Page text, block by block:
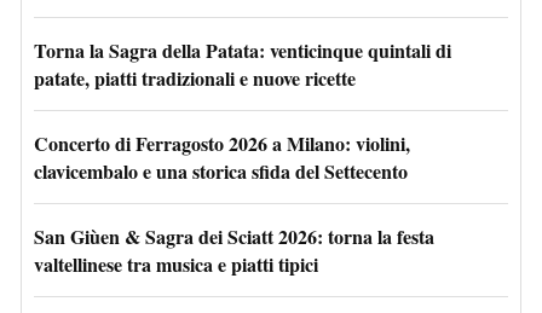
Torna la Sagra della Patata: venticinque quintali di
patate, piatti tradizionali e nuove ricette
Concerto di Ferragosto 2026 a Milano: violini,
clavicembalo e una storica sfida del Settecento
San Giùen & Sagra dei Sciatt 2026: torna la festa
valtellinese tra musica e piatti tipici